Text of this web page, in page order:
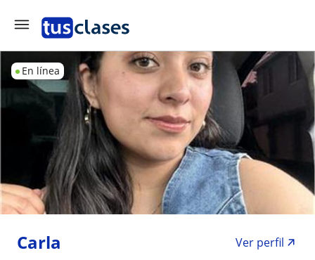
En línea
Carla
Ver perfil